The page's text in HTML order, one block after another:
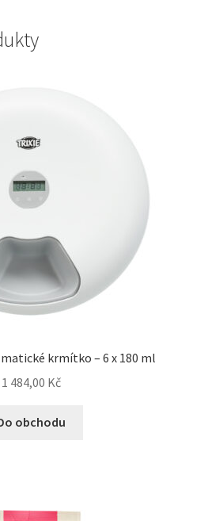
krmítko – 6 x 180 ml
1 484,00 Kč
obchodu